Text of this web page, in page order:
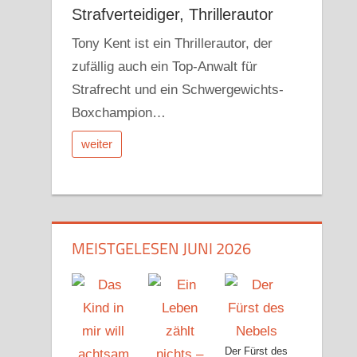
Strafverteidiger, Thrillerautor
Tony Kent ist ein Thrillerautor, der
zufällig auch ein Top-Anwalt für
Strafrecht und ein Schwergewichts-
Boxchampion…
weiter
MEISTGELESEN JUNI 2026
Der Fürst des